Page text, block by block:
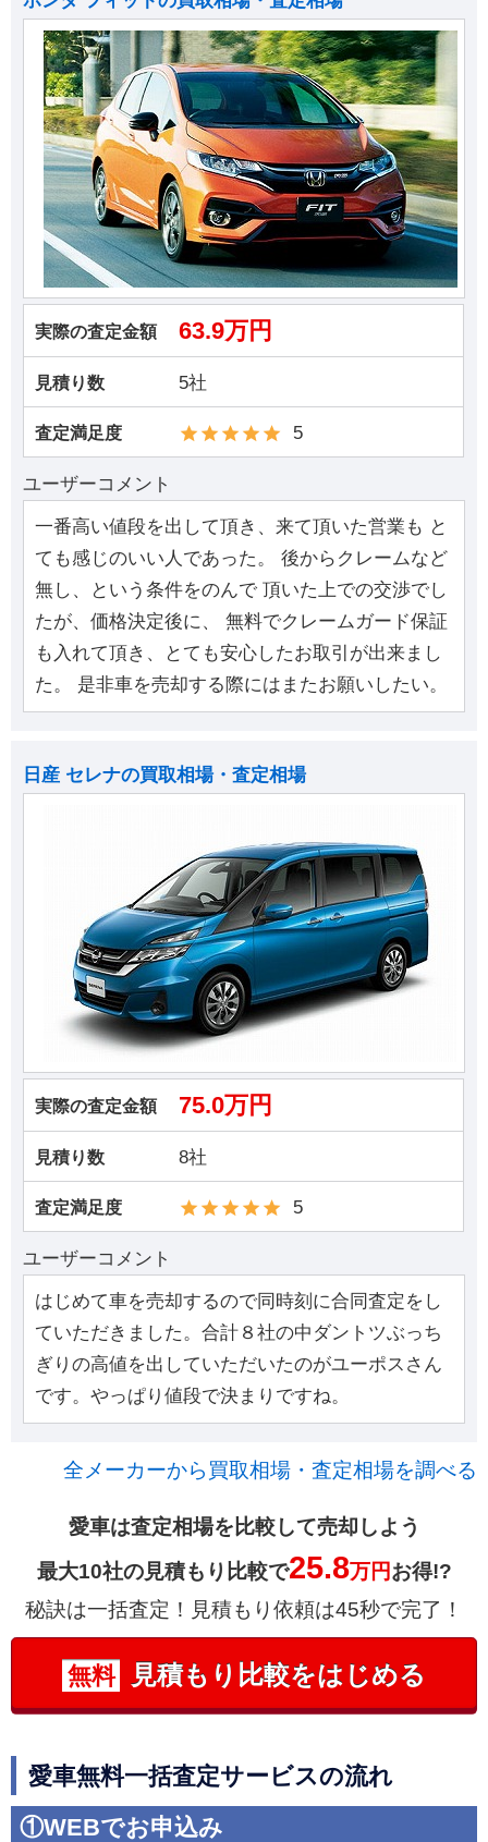
実際の査定金額 63.9万円
見積り数 5社
査定満足度 5
ユーザーコメント
一番高い値段を出して頂き、来て頂いた営業も と
ても感じのいい人であった。 後からクレームなど
無し、という条件をのんで 頂いた上での交渉でし
たが、価格決定後に、 無料でクレームガード保証
も入れて頂き、とても安心したお取引が出来まし
た。 是非車を売却する際にはまたお願いしたい。
日産 セレナの買取相場・査定相場
実際の査定金額 75.0万円
見積り数 8社
査定満足度 5
ユーザーコメント
はじめて車を売却するので同時刻に合同査定をし
ていただきました。合計８社の中ダントツぶっち
ぎりの高値を出していただいたのがユーポスさん
です。やっぱり値段で決まりですね。
全メーカーから買取相場・査定相場を調べる
愛車は査定相場を比較して売却しよう
最大10社の見積もり比較で25.8万円お得!?
秘訣は一括査定！見積もり依頼は45秒で完了！
無料 見積もり比較をはじめる
愛車無料一括査定サービスの流れ
①WEBでお申込み